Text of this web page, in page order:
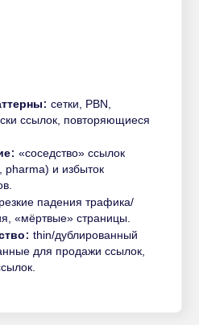
сетки, PBN,
ссылок, повторяющиеся
«соседство» ссылок
pharma) и избыток
резкие падения трафика/
«мёртвые» страницы.
thin/дублированный
для продажи ссылок,